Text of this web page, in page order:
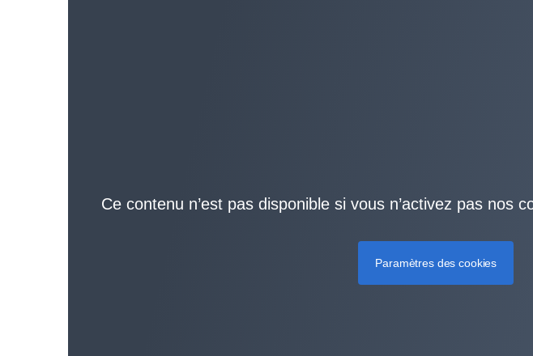
Ce contenu n’est pas disponible si vous n’activez pas nos
Paramètres des cookies